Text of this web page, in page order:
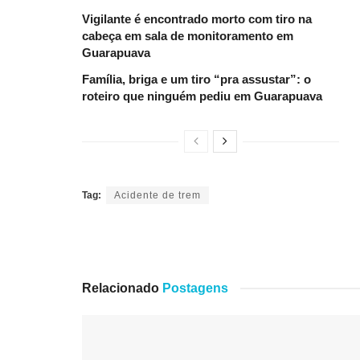
Vigilante é encontrado morto com tiro na
cabeça em sala de monitoramento em
Guarapuava
Família, briga e um tiro “pra assustar”: o
roteiro que ninguém pediu em Guarapuava
Tag: Acidente de trem
Relacionado Postagens